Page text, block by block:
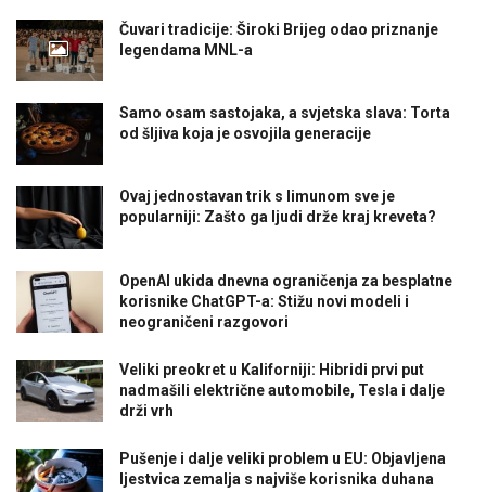
Čuvari tradicije: Široki Brijeg odao priznanje
legendama MNL-a
Samo osam sastojaka, a svjetska slava: Torta
od šljiva koja je osvojila generacije
Ovaj jednostavan trik s limunom sve je
popularniji: Zašto ga ljudi drže kraj kreveta?
OpenAI ukida dnevna ograničenja za besplatne
korisnike ChatGPT-a: Stižu novi modeli i
neograničeni razgovori
Veliki preokret u Kaliforniji: Hibridi prvi put
nadmašili električne automobile, Tesla i dalje
drži vrh
Pušenje i dalje veliki problem u EU: Objavljena
ljestvica zemalja s najviše korisnika duhana